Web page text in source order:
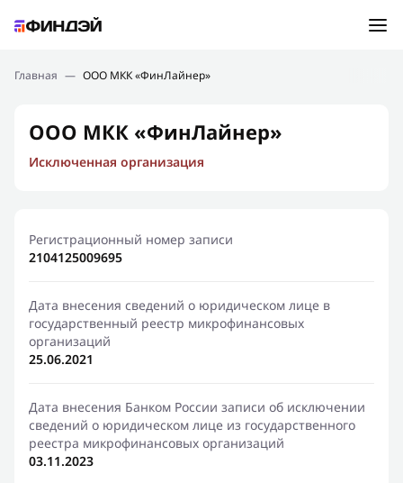
Подбор займа
Новости
Финансовое просвещение
Главная — ООО МКК «ФинЛайнер»
ООО МКК «ФинЛайнер»
Исключенная организация
Регистрационный номер записи
2104125009695
Дата внесения сведений о юридическом лице в
государственный реестр микрофинансовых
организаций
25.06.2021
Дата внесения Банком России записи об исключении
сведений о юридическом лице из государственного
реестра микрофинансовых организаций
03.11.2023
Ошибка:Контактная форма не найдена.
Спасибо, что написали нам
Мы свяжемся с Вами в ближайшее время и сообщим
результат
Отправить новый запрос